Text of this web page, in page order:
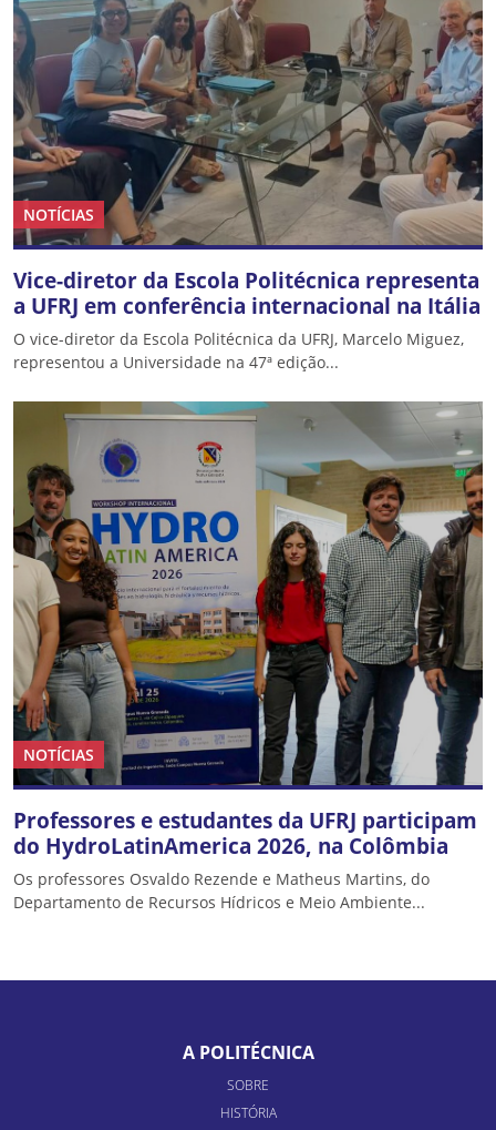
NOTÍCIAS
Vice-diretor da Escola Politécnica representa
a UFRJ em conferência internacional na Itália
O vice-diretor da Escola Politécnica da UFRJ, Marcelo Miguez,
representou a Universidade na 47ª edição...
NOTÍCIAS
Professores e estudantes da UFRJ participam
do HydroLatinAmerica 2026, na Colômbia
Os professores Osvaldo Rezende e Matheus Martins, do
Departamento de Recursos Hídricos e Meio Ambiente...
A POLITÉCNICA
SOBRE
HISTÓRIA